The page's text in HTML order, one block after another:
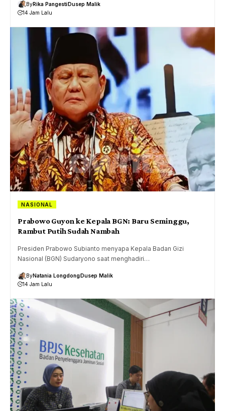
ByRika PangestiDusep Malik
14 Jam Lalu
NASIONAL
Prabowo Guyon ke Kepala BGN: Baru Seminggu,
Rambut Putih Sudah Nambah
Presiden Prabowo Subianto menyapa Kepala Badan Gizi
Nasional (BGN) Sudaryono saat menghadiri…
ByNatania LongdongDusep Malik
14 Jam Lalu